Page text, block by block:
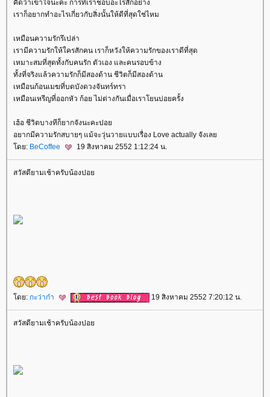
คิดว่าเข้าใจนะคะ การที่เราชอบอะไรสักอย่าง
เราก็อยากทำอะไรเกี่ยวกับสิ่งนั้นให้ดีที่สุดใช่ไหม
เหมือนความรักรึเปล่า
เรามีความรักให้ใครสักคน เราก็หวังให้ความรักของเราดีที่สุด
เหมาะสมที่สุดทั้งกับคนรัก ตัวเอง และคนรอบข้าง
ทั้งที่จริงแล้วความรักก็มีสองด้าน ชีวิตก็มีสองด้าน
เหมือนก้อนเมฆที่บดบังดวงจันทร์ทรา
เหมือนเหรีญที่ออกหัว ก้อย ไม่ต่างกันเมื่อเราโยนบ่อยครั้ง
เฮ้อ ชีวิตบางทีก็ยากจังนะคะปอ
อยากมีความรักสบายๆ แม้จะวุ่นวายแบบเรื่อง Love actually จังเล
ดย: BeCoffee 19 สิงหาคม 2552 1:12:24 น.
สวัสดียามเช้าครับน้องปอ
ดย: กะว่าก๋า 19 สิงหาคม 2552 7:20:12 น.
สวัสดียามเช้าครับน้องปอ